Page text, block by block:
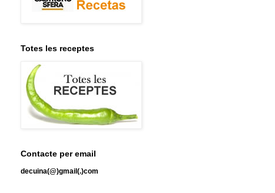
Totes les receptes
Contacte per email
decuina(@)gmail(.)com